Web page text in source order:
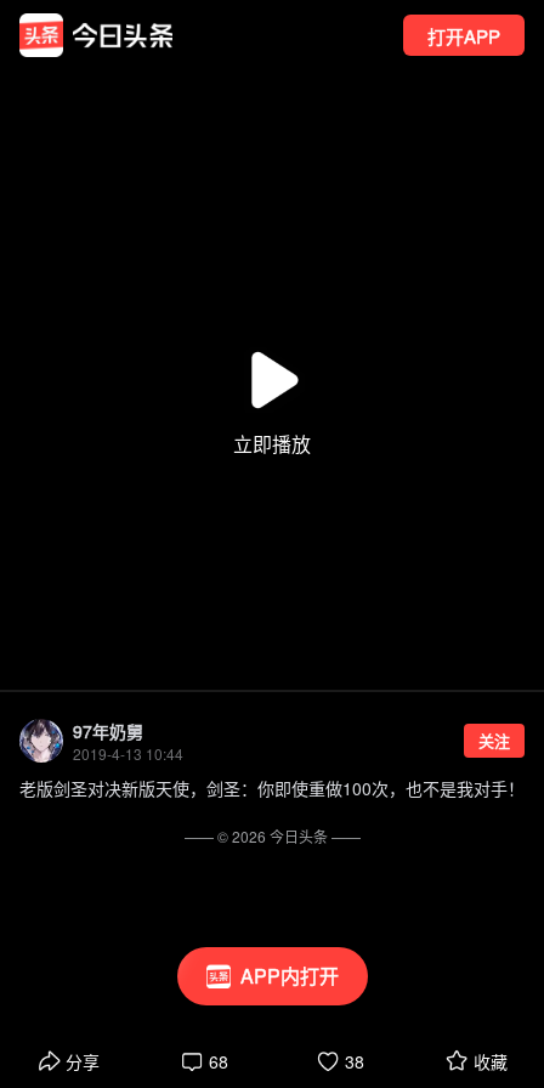
打开APP
APP内打开
97年奶舅
2019-4-13 10:44
关注
老版剑圣对决新版天使，剑圣：你即使重做100次，也不是我对手！
分享 68 38 收藏
—— ©2026 今日头条——